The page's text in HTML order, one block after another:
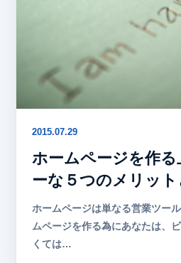
2015.07.29
ホームページを作
ーな５つのメリット
ホームページは単なる営業ツー
ムページを作る為にあなたは、
くては…